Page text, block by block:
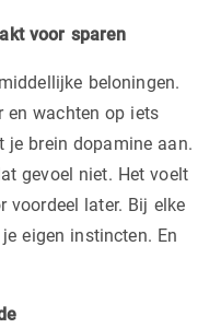
voor sparen
beloningen.
en wachten op iets
je brein dopamine aan.
gevoel niet. Het voelt
voordeel later. Bij elke
eigen instincten. En